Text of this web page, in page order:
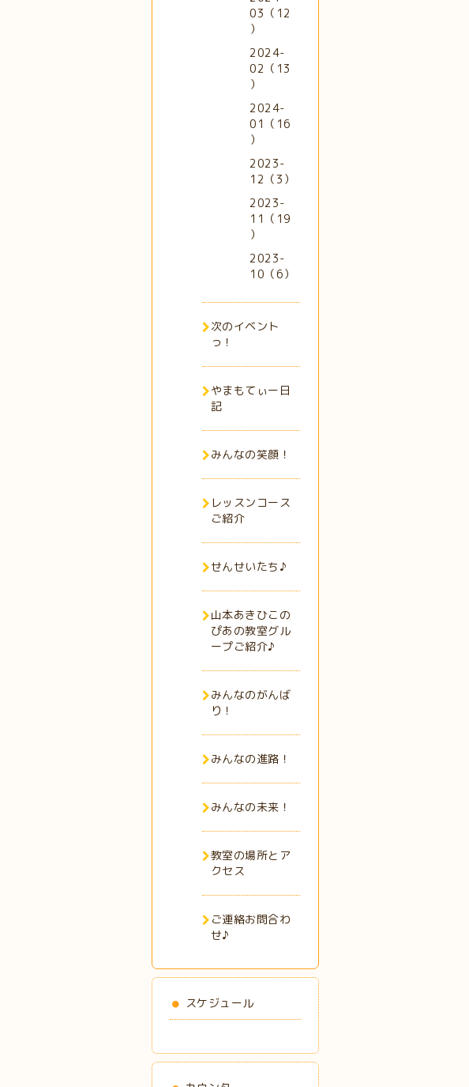
03（12
）
2024-
02（13
）
2024-
01（16
）
2023-
12（3）
2023-
11（19
）
2023-
10（6）
次のイベント
っ！
やまもてぃー日
記
みんなの笑顔！
レッスンコース
ご紹介
せんせいたち♪
山本あきひこの
ぴあの教室グル
ープご紹介♪
みんなのがんば
り！
みんなの進路！
みんなの未来！
教室の場所とア
クセス
ご連絡お問合わ
せ♪
スケジュール